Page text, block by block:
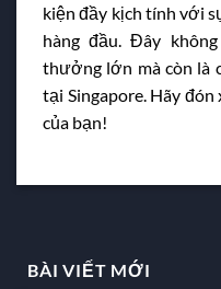
kiện đầy kịch tính với
hàng đầu. Đây
thưởng lớn mà còn là
tại Singapore. Hãy đón
của bạn!
BÀI VIẾT MỚI